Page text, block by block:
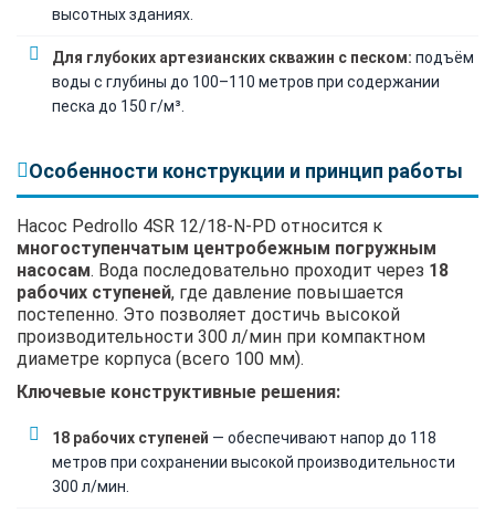
высотных зданиях.
Для глубоких артезианских скважин с песком: подъём
воды с глубины до 100–110 метров при содержании
песка до 150 г/м³.
Особенности конструкции и принцип работы
Насос Pedrollo 4SR 12/18-N-PD относится к
многоступенчатым центробежным погружным
насосам. Вода последовательно проходит через 18
рабочих ступеней, где давление повышается
постепенно. Это позволяет достичь высокой
производительности 300 л/мин при компактном
диаметре корпуса (всего 100 мм).
Ключевые конструктивные решения:
18 рабочих ступеней — обеспечивают напор до 118
метров при сохранении высокой производительности
300 л/мин.